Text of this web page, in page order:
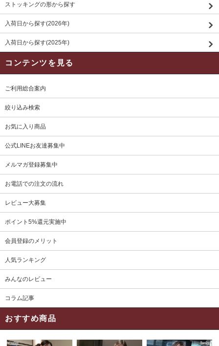
ストッキングの形から探す
入荷日から探す(2026年)
入荷日から探す(2025年)
コンテンツを見る
ご利用総合案内
絞り込み検索
お気に入り商品
公式LINEお友達募集中
メルマガ登録募集中
お電話での注文の流れ
レビュー大募集
ポイント5%還元実施中
会員登録のメリット
人気ランキング
みんなのレビュー
コラム記事
おすすめ商品